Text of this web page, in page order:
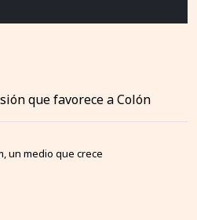
que favorece a Colón
un medio que crece